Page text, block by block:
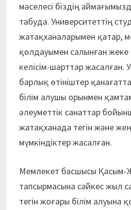
мәселесі біздің
табуда. Университеттің
жатақханаларымен қатар,
қолдауымен салынған жеке
келісім-шарттар жасалған.
барлық өтініштер
білім алушы орынмен
әлеуметтік санаттар
жатақханада тегін және
мүмкіндіктер жасалған.
Мемлекет басшысы Қасым-
тапсырмасына сәйкес жыл
тегін жоғары білім алуына